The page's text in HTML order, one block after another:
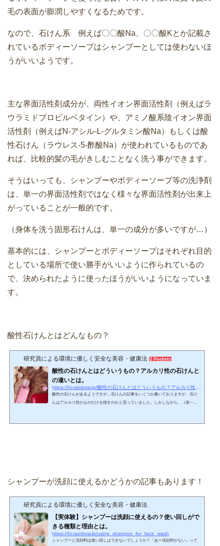
毛の表面が膨潤しやすくなるためです。
なので、石けん系 例えば〇〇酸Na、〇〇酸Kとか記載さ
れているボディーソープはシャンプーとしては使わないほ
うがいいようです。
主な界面活性剤成分が、両性イオン界面活性剤（例えばラ
ウラミドプロピルベタイン）や、アミノ酸系陰イオン界面
活性剤（例えばN‐アシル-L-グルタミン酸Na）もしくは酸
性石けん（ラウレス-5-酢酸Na）が使われているものであ
れば、比較的髪の毛がきしむことなく洗う事ができます。
そうはいっても、シャンプーやボディーソープ等の洗浄剤
は、単一の界面活性剤ではなく様々な界面活性剤が出来上
がっていることが一般的です。
（身体を洗う固形石けんは、単一の成分が多いですが…）
基本的には、シャンプーとボディーソープはそれぞれ目的
としている場所で使い勝手がいいように作られているの
で、決められたように使ったほうがいいようになっていま
す。
酸性石けんとはどんなもの？
研究員による環境に優しく安全な美容・健康法 2 Pockets
酸性の石けんとはどういうもの？アルカリ性の石けんと
の違いとは。
酸性の石けんがあるようですが…石けんの記事をいくつか書いておりますが、石け
んはアルカリ性のものだけを指すのかと思っていました。しかしながら、（単一の
シャンプーが洗顔に使えるかどうかの記事もあります！
研究員による環境に優しく安全な美容・健康法
【実体験】シャンプーは洗顔に使えるの？使い回しがで
きる種類と理由とは。
https://hi-rainbow.jp/using_shanpoo_for_face_wash
シャンプーと洗顔料は使い回しはできないでしょうか？「あー洗顔料がない」って